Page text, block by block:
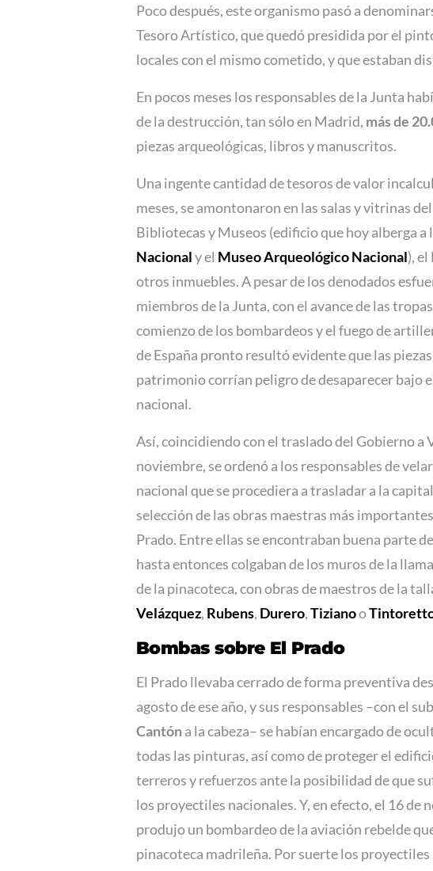
Poco después, este organismo pasó a
Tesoro Artístico, que quedó presidida por el
locales con el mismo cometido, y que estaban
En pocos meses los responsables de la Junta
de la destrucción, tan sólo en Madrid, más de
piezas arqueológicas, libros y manuscritos.
Una ingente cantidad de tesoros de valor
meses, se amontonaron en las salas y vitrinas
Bibliotecas y Museos (edificio que hoy alberga a
Nacionaly el Museo Arqueológico Nacional),
otros inmuebles. A pesar de los denodados
miembros de la Junta, con el avance de las
comienzo de los bombardeos y el fuego de
de España pronto resultó evidente que las
patrimonio corrían peligro de desaparecer bajo
nacional.
Así, coincidiendo con el traslado del Gobierno a
noviembre, se ordenó a los responsables de
nacional que se procediera a trasladar a la
selección de las obras maestras más
Prado. Entre ellas se encontraban buena parte
hasta entonces colgaban de los muros de la
de la pinacoteca, con obras de maestros de la
Velázquez, Rubens, Durero,Tizianoo
Bombas sobre El Prado
El Prado llevaba cerrado de forma preventiva
agosto de ese año, y sus responsables –con el
Cantóna la cabeza– se habían encargado de
todas las pinturas, así como de proteger el
terreros y refuerzos ante la posibilidad de que
los proyectiles nacionales. Y, en efecto, el 16 de
produjo un bombardeo de la aviación rebelde
pinacoteca madrileña. Por suerte los proyectiles